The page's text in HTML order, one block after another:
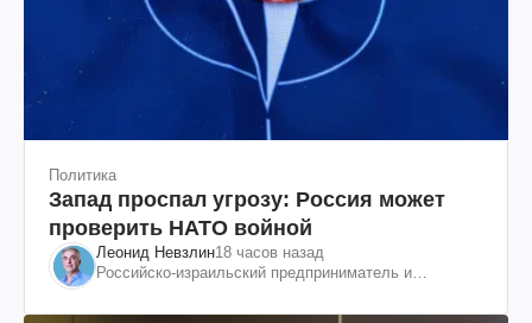
Политика
Запад проспал угрозу: Россия может
проверить НАТО войной
Леонид Невзлин18 часов назад
Российско-израильский предприниматель и
"ЮКОСа"